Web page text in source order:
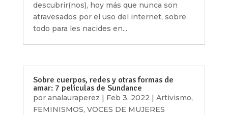
descubrir(nos), hoy más que nunca son
atravesados por el uso del internet, sobre
todo para les nacides en...
Sobre cuerpos, redes y otras formas de
amar: 7 películas de Sundance
por analauraperez | Feb 3, 2022 | Artivismo,
FEMINISMOS, VOCES DE MUJERES